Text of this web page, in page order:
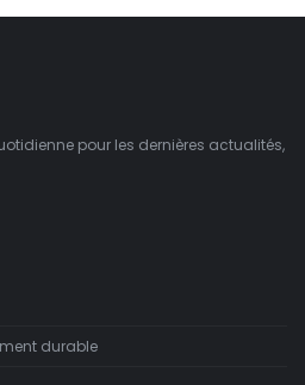
pour les dernières actualités,
durable